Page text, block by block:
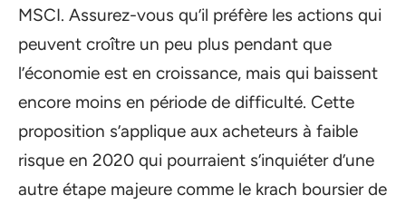
MSCI. Assurez-vous qu’il préfère les actions qui
peuvent croître un peu plus pendant que
l’économie est en croissance, mais qui baissent
encore moins en période de difficulté. Cette
proposition s’applique aux acheteurs à faible
risque en 2020 qui pourraient s’inquiéter d’une
autre étape majeure comme le krach boursier de